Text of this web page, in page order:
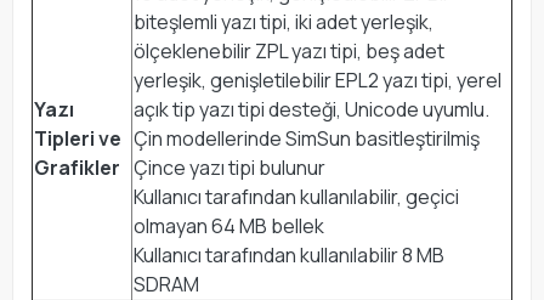
Yazı
Tipleri ve
Grafikler
biteşlemli yazı tipi, iki adet yerleşik,
ölçeklenebilir ZPL yazı tipi, beş adet
yerleşik, genişletilebilir EPL2 yazı tipi, yerel
açık tip yazı tipi desteği, Unicode uyumlu.
Çin modellerinde SimSun basitleştirilmiş
Çince yazı tipi bulunur
Kullanıcı tarafından kullanılabilir, geçici
olmayan 64 MB bellek
Kullanıcı tarafından kullanılabilir 8 MB
SDRAM